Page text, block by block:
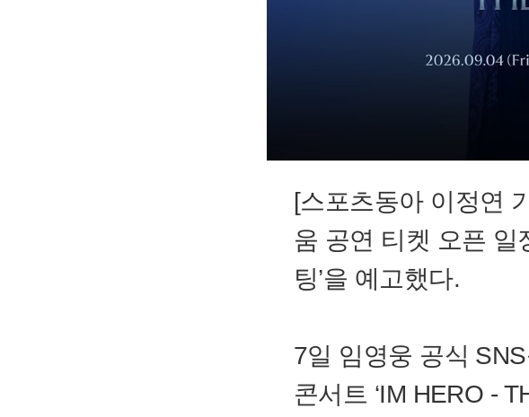
[스포츠동아 이정연
움 공연 티켓 오픈 일
팅’을 예고했다.
7일 임영웅 공식
콘서트 ‘IM HERO -